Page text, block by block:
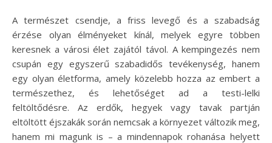
A természet csendje, a friss levegő és a szabadság
érzése olyan élményeket kínál, melyek egyre többen
keresnek a városi élet zajától távol. A kempingezés nem
csupán egy egyszerű szabadidős tevékenység, hanem
egy olyan életforma, amely közelebb hozza az embert a
természethez, és lehetőséget ad a testi-lelki
feltöltődésre. Az erdők, hegyek vagy tavak partján
eltöltött éjszakák során nemcsak a környezet változik meg,
hanem mi magunk is – a mindennapok rohanása helyett